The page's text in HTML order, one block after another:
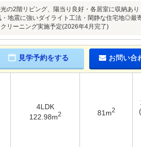
2階リビング、陽当り良好・各居室に収納あり
地震に強いダイライト工法・閑静な住宅地◎最
リーニング実施予定(2026年4月完了)
見学予約をする お問い合
4LDK
122.98m2 81m2